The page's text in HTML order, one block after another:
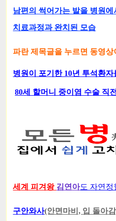
남편의 썩어가는 발을 병원
치료과정과 완치된 모습
파란 제목글을 누르면 동영상
병원이 포기한 10년 투석환
80세 할머니 중이염 수술 직
세계 피겨왕 김연아도 자연정
구안와사(안면마비, 입 돌아